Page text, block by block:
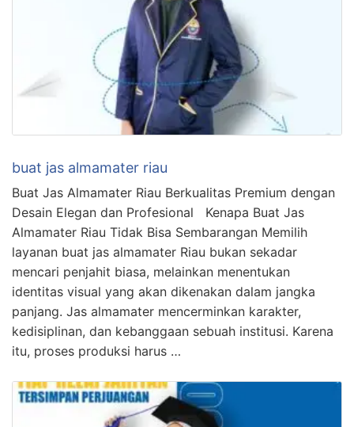
buat jas almamater riau
Buat Jas Almamater Riau Berkualitas Premium dengan
Desain Elegan dan Profesional Kenapa Buat Jas
Almamater Riau Tidak Bisa Sembarangan Memilih
layanan buat jas almamater Riau bukan sekadar
mencari penjahit biasa, melainkan menentukan
identitas visual yang akan dikenakan dalam jangka
panjang. Jas almamater mencerminkan karakter,
kedisiplinan, dan kebanggaan sebuah institusi. Karena
itu, proses produksi harus …